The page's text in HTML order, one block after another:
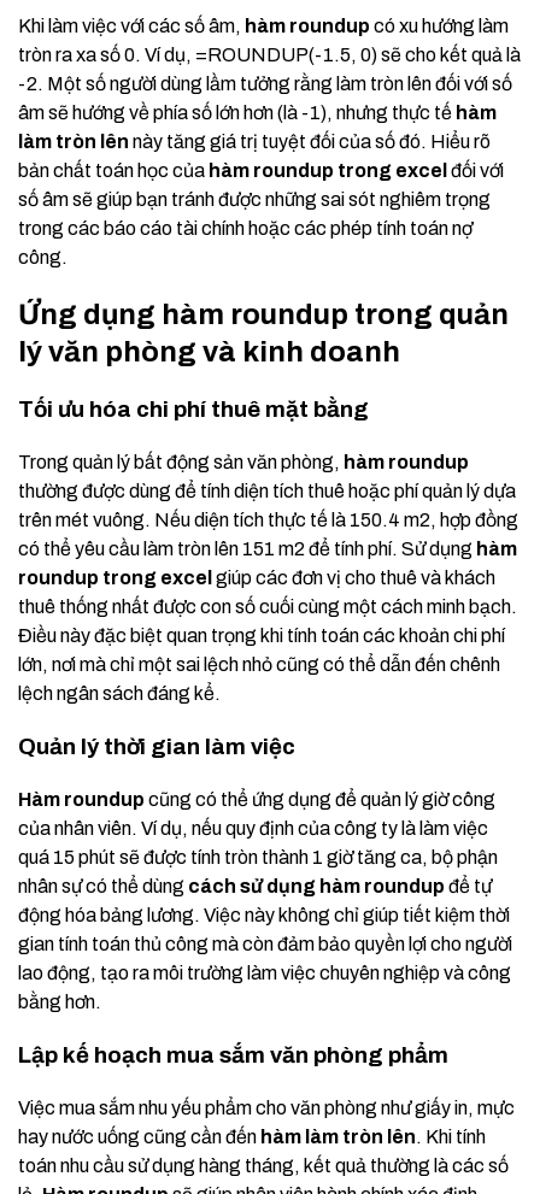
Khi làm việc với các số âm, hàm roundup có xu hướng làm
tròn ra xa số 0. Ví dụ, =ROUNDUP(-1.5, 0) sẽ cho kết quả là
-2. Một số người dùng lầm tưởng rằng làm tròn lên đối với số
âm sẽ hướng về phía số lớn hơn (là -1), nhưng thực tế hàm
làm tròn lên này tăng giá trị tuyệt đối của số đó. Hiểu rõ
bản chất toán học của hàm roundup trong excel đối với
số âm sẽ giúp bạn tránh được những sai sót nghiêm trọng
trong các báo cáo tài chính hoặc các phép tính toán nợ
công.
Ứng dụng hàm roundup trong quản
lý văn phòng và kinh doanh
Tối ưu hóa chi phí thuê mặt bằng
Trong quản lý bất động sản văn phòng, hàm roundup
thường được dùng để tính diện tích thuê hoặc phí quản lý dựa
trên mét vuông. Nếu diện tích thực tế là 150.4 m2, hợp đồng
có thể yêu cầu làm tròn lên 151 m2 để tính phí. Sử dụng hàm
roundup trong excel giúp các đơn vị cho thuê và khách
thuê thống nhất được con số cuối cùng một cách minh bạch.
Điều này đặc biệt quan trọng khi tính toán các khoản chi phí
lớn, nơi mà chỉ một sai lệch nhỏ cũng có thể dẫn đến chênh
lệch ngân sách đáng kể.
Quản lý thời gian làm việc
Hàm roundup cũng có thể ứng dụng để quản lý giờ công
của nhân viên. Ví dụ, nếu quy định của công ty là làm việc
quá 15 phút sẽ được tính tròn thành 1 giờ tăng ca, bộ phận
nhân sự có thể dùng cách sử dụng hàm roundup để tự
động hóa bảng lương. Việc này không chỉ giúp tiết kiệm thời
gian tính toán thủ công mà còn đảm bảo quyền lợi cho người
lao động, tạo ra môi trường làm việc chuyên nghiệp và công
bằng hơn.
Lập kế hoạch mua sắm văn phòng phẩm
Việc mua sắm nhu yếu phẩm cho văn phòng như giấy in, mực
hay nước uống cũng cần đến hàm làm tròn lên. Khi tính
toán nhu cầu sử dụng hàng tháng, kết quả thường là các số